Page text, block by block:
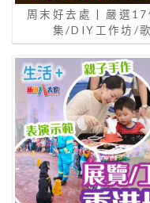
周末好去處 | 嚴選17
集/DIY工作坊/